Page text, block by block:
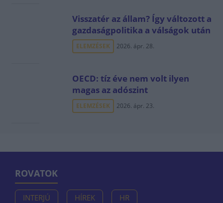
Visszatér az állam? Így változott a
gazdaságpolitika a válságok után
ELEMZÉSEK 2026. ápr. 28.
OECD: tíz éve nem volt ilyen
magas az adószint
ELEMZÉSEK 2026. ápr. 23.
ROVATOK
INTERJÚ HÍREK HR